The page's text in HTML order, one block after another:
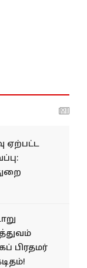
ஏற்பட்ட
பிரதமர்